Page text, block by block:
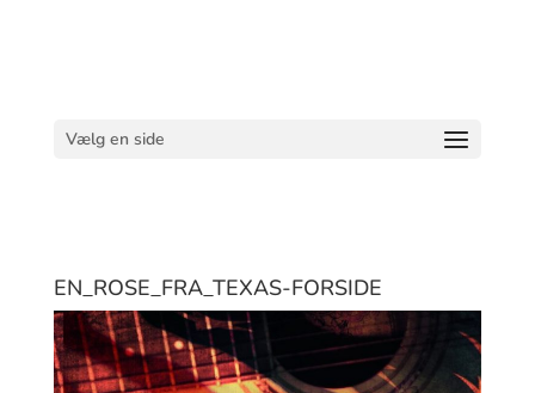
Vælg en side
EN_ROSE_FRA_TEXAS-FORSIDE